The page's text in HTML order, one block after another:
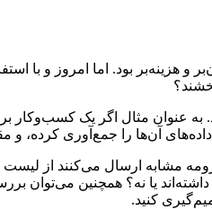
بود. اما امروز و با
به عنوان مثال اگر یک
آن‌ها را جمع‌آوری کرده،
مشابه ارسال می‌کنند از
یا نه؟ همچنین می‌توان
کنید.